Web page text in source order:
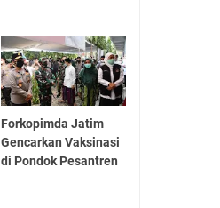
Forkopimda Jatim
Gencarkan Vaksinasi
di Pondok Pesantren